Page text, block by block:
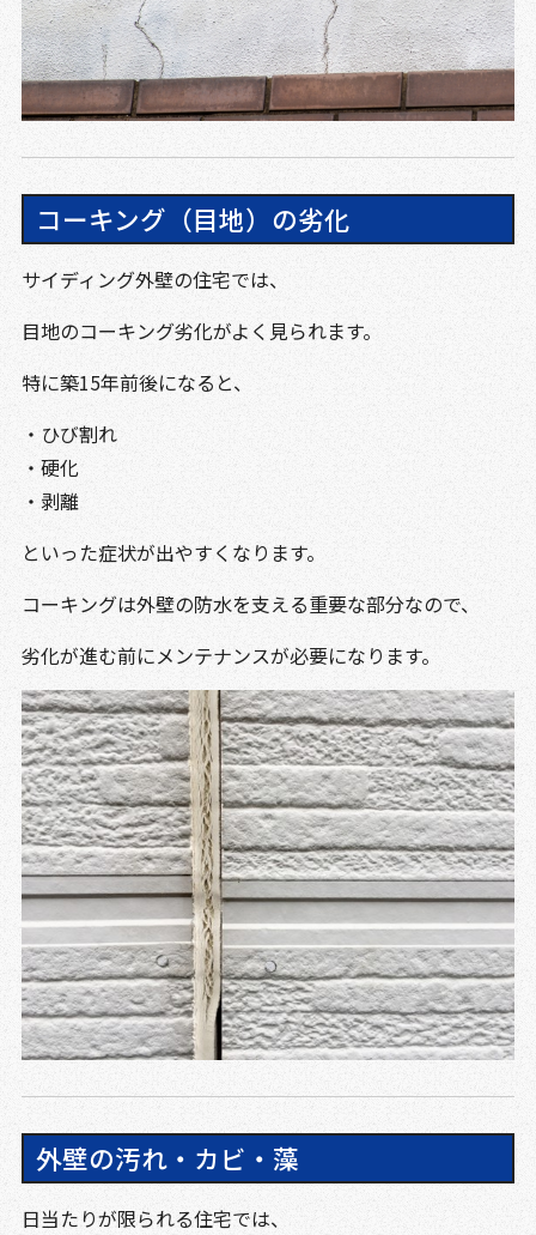
コーキング（目地）の劣化
サイディング外壁の住宅では、
目地のコーキング劣化がよく見られます。
特に築15年前後になると、
・ひび割れ
・硬化
・剥離
といった症状が出やすくなります。
コーキングは外壁の防水を支える重要な部分なので、
劣化が進む前にメンテナンスが必要になります。
外壁の汚れ・カビ・藻
日当たりが限られる住宅では、